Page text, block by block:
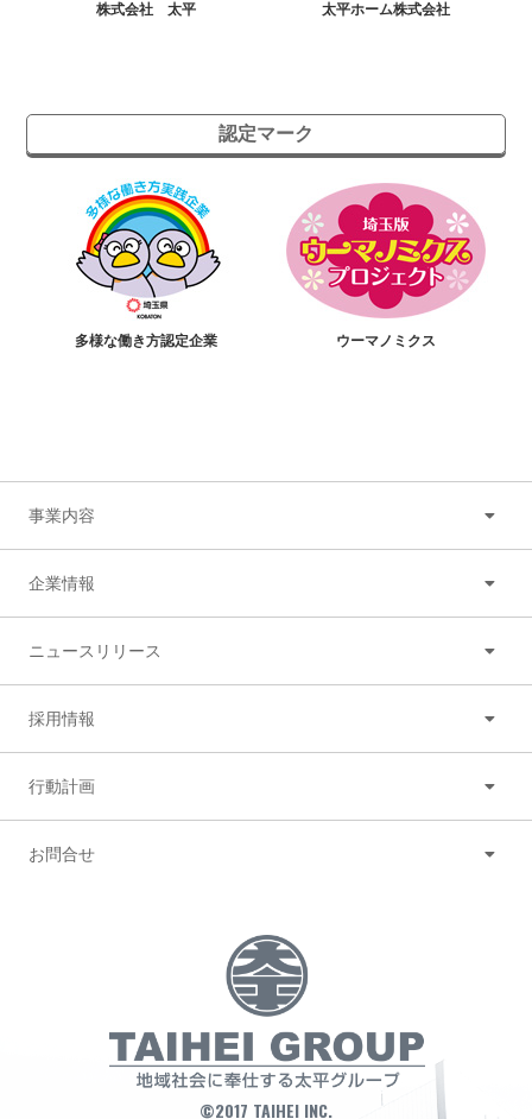
株式会社 太平 太平ホーム株式会社
認定マーク
多様な働き方認定企業 ウーマノミクス
事業内容
企業情報
ニュースリリース
採用情報
行動計画
お問合せ
©2017 TAIHEI INC.